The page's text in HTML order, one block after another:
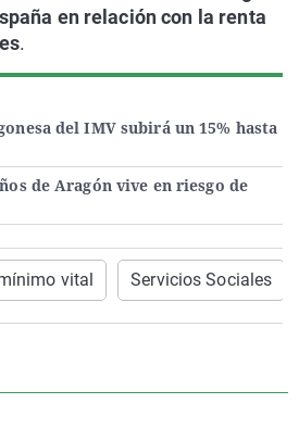
del IMV subirá un 15% hasta
de Aragón vive en riesgo de
en relación con la renta
.
vital Servicios Sociales